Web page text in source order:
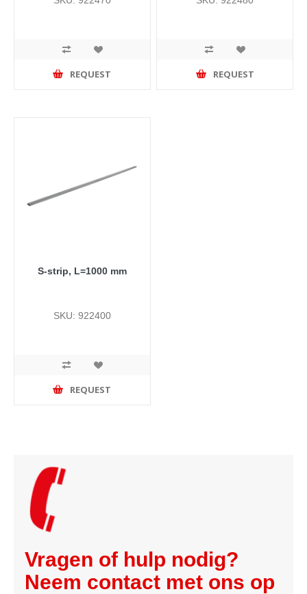
REQUEST REQUEST
S-strip, L=1000 mm
SKU: 922400
REQUEST
Vragen of hulp nodig?
Neem contact met ons op